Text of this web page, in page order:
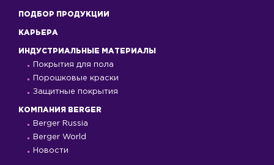
ПОДБОР ПРОДУКЦИИ
КАРЬЕРА
ИНДУСТРИАЛЬНЫЕ МАТЕРИАЛЫ
Покрытия для пола
Порошковые краски
Защитные покрытия
КОМПАНИЯ BERGER
Berger Russia
Berger World
Новости